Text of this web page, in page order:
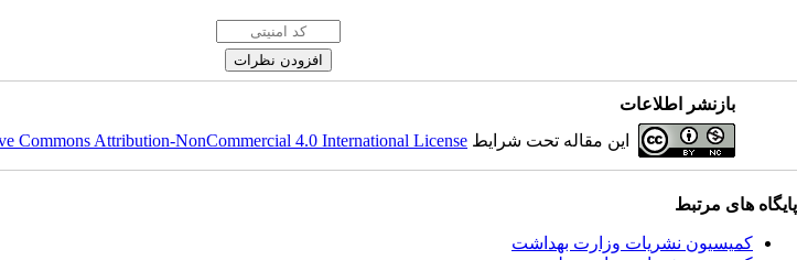
بازنشر اطلاعات
این مقاله تحت شرایط Commons Attribution-NonCommercial 4.0 International License
پایگاه های مرتبط
کمیسیون نشریات وزارت بهداشت